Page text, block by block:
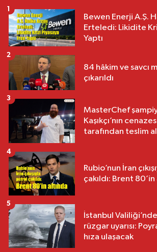
Bewen Enerji A.Ş.
Erteledi: Likidite
Yaptı
1
84 hâkim ve savcı
çıkarıldı
2
MasterChef
Kaşıkçı’nın
tarafından teslim
3
Rubio’nun İran
çakıldı: Brent
4
İstanbul
rüzgar uyarısı:
hıza ulaşacak
5